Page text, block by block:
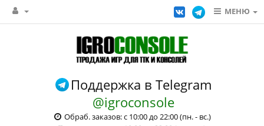
МЕНЮ
Поддержка в Telegram
@igroconsole
Обраб. заказов: с 10:00 до 22:00 (пн. - вс.)